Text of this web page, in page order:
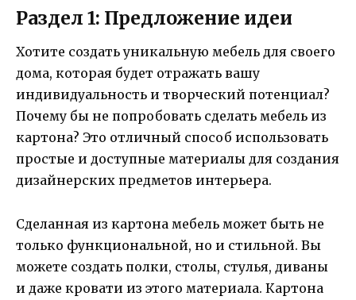
Раздел 1: Предложение идеи
Хотите создать уникальную мебель для своего
дома, которая будет отражать вашу
индивидуальность и творческий потенциал?
Почему бы не попробовать сделать мебель из
картона? Это отличный способ использовать
простые и доступные материалы для создания
дизайнерских предметов интерьера.
Сделанная из картона мебель может быть не
только функциональной, но и стильной. Вы
можете создать полки, столы, стулья, диваны
и даже кровати из этого материала. Картона